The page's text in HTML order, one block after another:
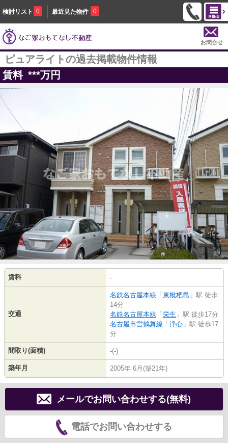
検討リスト 0 最近見た物件 0
お問合せ
ピュアライトの過去掲載物件情報
賃料 ***万円
賃料 -
交通
名鉄名古屋本線 「 東枇杷島 」駅 徒歩
14分
名鉄名古屋本線 「 栄生 」駅 徒歩17分
名古屋市営鶴舞線 「 浄心 」駅 徒歩17
分
間取り(面積) -(-)
築年月 2005年 6月(築21年)
メールでお問い合わせする(無料)
電話でお問い合わせする